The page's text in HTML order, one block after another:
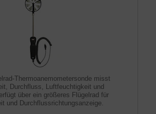
Thermoanemometersonde misst
Durchfluss, Luftfeuchtigkeit und
über ein größeres Flügelrad für
und Durchflussrichtungsanzeige.